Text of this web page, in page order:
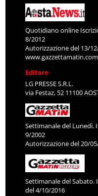
Quotidiano online
8/2012
Autorizzazione del 13/
www.gazzettamatin.com
Editore
LG PRESSE S.R.L.
via Festaz, 52 11100
Settimanale del Lunedì.
9/2002
Autorizzazione del 20/
Settimanale del Sabato.
del 4/10/2016